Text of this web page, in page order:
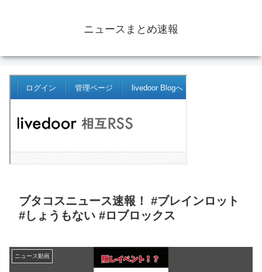
ニュースまとめ速報
ブタコスニュース速報！ #ブレインロット
#しょうもない #ロブロックス
ニュース動画